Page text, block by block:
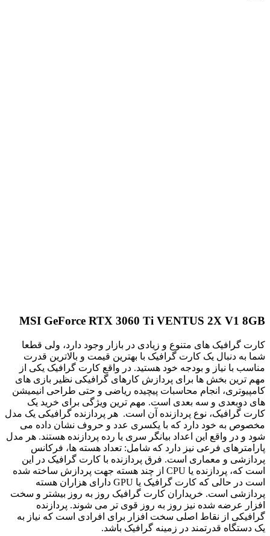
MSI GeForce RTX 3060 Ti VENTUS 2X V1 8GB
کارت گرافیک های متنوع و زیادی در بازار وجود دارد، ولی قطعا
شما به دنبال یک کارت گرافیک با بهترین قیمت و بالاترین قدرت
مناسب با نیاز و بودجه خود هستید. در واقع کارت گرافیک یکی از
مهم ترین بخش ها برای پردازش کارهای گرافیکی نظیر بازی های
کامپیوتری، انجام محاسبات پیچیده ریاضی و حتی طراحی انیمیشن
های دوبعدی و سه بعدی است. مهم ترین ویژگی برای خرید یک
کارت گرافیک، نوع پردازنده آن است. هر پردازنده گرافیکی یک مدل
مخصوص به خود دارد که با یکسری عدد و حروف نشان داده می
شود و در واقع این اعداد بیانگر سری یا رده پردازنده هستند. هر مدل
پارامترهای فرعی نیز دارد که شامل: تعداد هسته ها، فرکانس
پردازشی و معماری است. فرق پردازنده با کارت گرافیک در این
است که، پردازنده یا CPU از چند هسته جهت پردازش ساخته شده
است در حالی که کارت گرافیک یا GPU دارای هزاران هسته
پردازشی است. خریداران کارت گرافیک روز به روز بیشتر و سخت
افزار عرضه شده نیز روز به روز قوی تر می شوند. پردازنده
گرافیکی از نقاط اصلی سخت افزار برای افرادی است که نیاز به
یک دستگاه قدرتمند در زمینه گرافیک باشد.